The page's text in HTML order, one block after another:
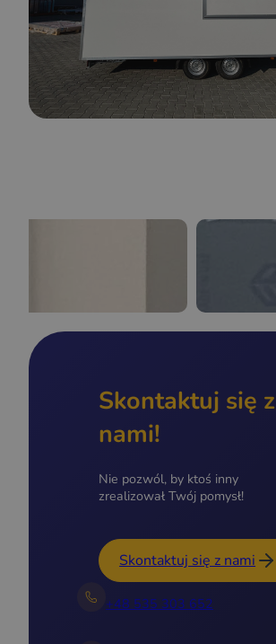
Skontaktuj się z
nami!
Nie pozwól, by ktoś inny
zrealizował Twój pomysł!
Skontaktuj się z nami
+48 535 303 652